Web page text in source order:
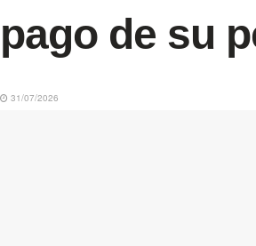
pago de su
31/07/2026